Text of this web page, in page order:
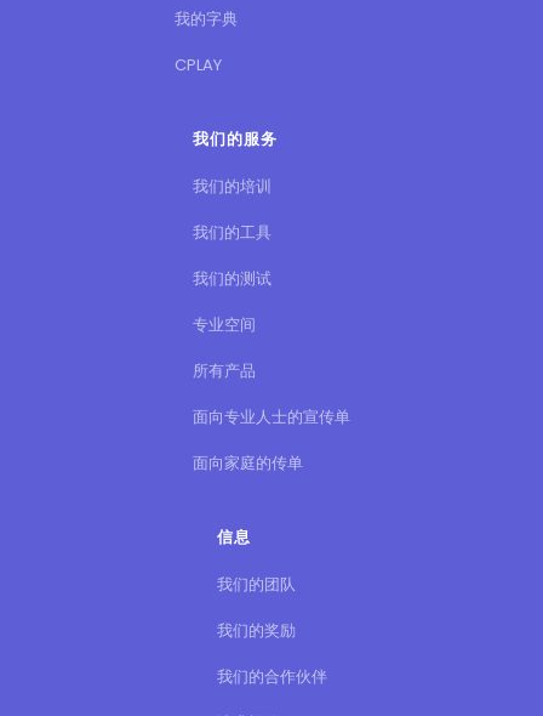
我的字典
CPLAY
我们的服务
我们的培训
我们的工具
我们的测试
专业空间
所有产品
面向专业人士的宣传单
面向家庭的传单
信息
我们的团队
我们的奖励
我们的合作伙伴